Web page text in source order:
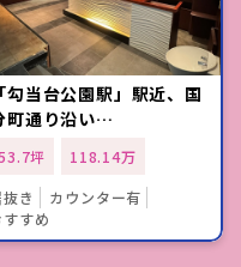
「勾当台公園駅」駅近、国
町通り沿い…
坪
118.14万
き
カウンター有
すすめ